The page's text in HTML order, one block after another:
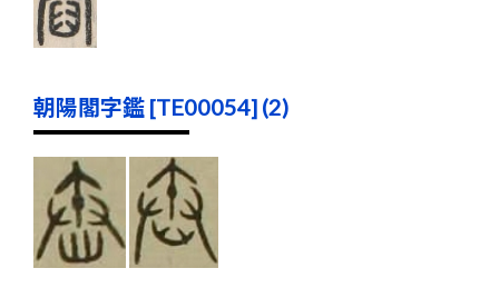
朝陽閣字鑑 [TE00054] (2)